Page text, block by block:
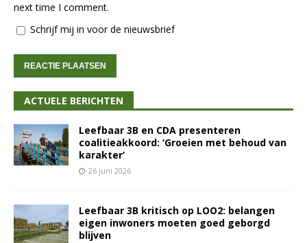
next time I comment.
Schrijf mij in voor de nieuwsbrief
ACTUELE BERICHTEN
Leefbaar 3B en CDA presenteren
coalitieakkoord: ‘Groeien met behoud van
karakter’
26 juni 2026
Leefbaar 3B kritisch op LOO2: belangen
eigen inwoners moeten goed geborgd
blijven